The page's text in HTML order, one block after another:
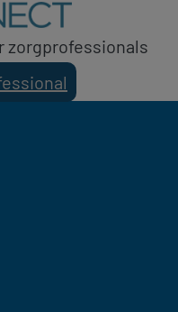
zorgprofessionals